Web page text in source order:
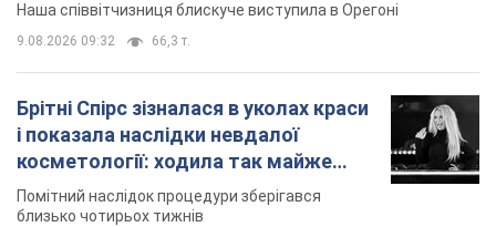
Наша співвітчизниця блискуче виступила в Орегоні
9.08.2026 09:32 66,3 т.
Брітні Спірс зізналася в уколах краси
і показала наслідки невдалої
косметології: ходила так майже
місяць
Помітний наслідок процедури зберігався
близько чотирьох тижнів